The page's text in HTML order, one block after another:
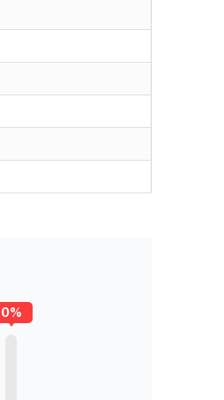
0%